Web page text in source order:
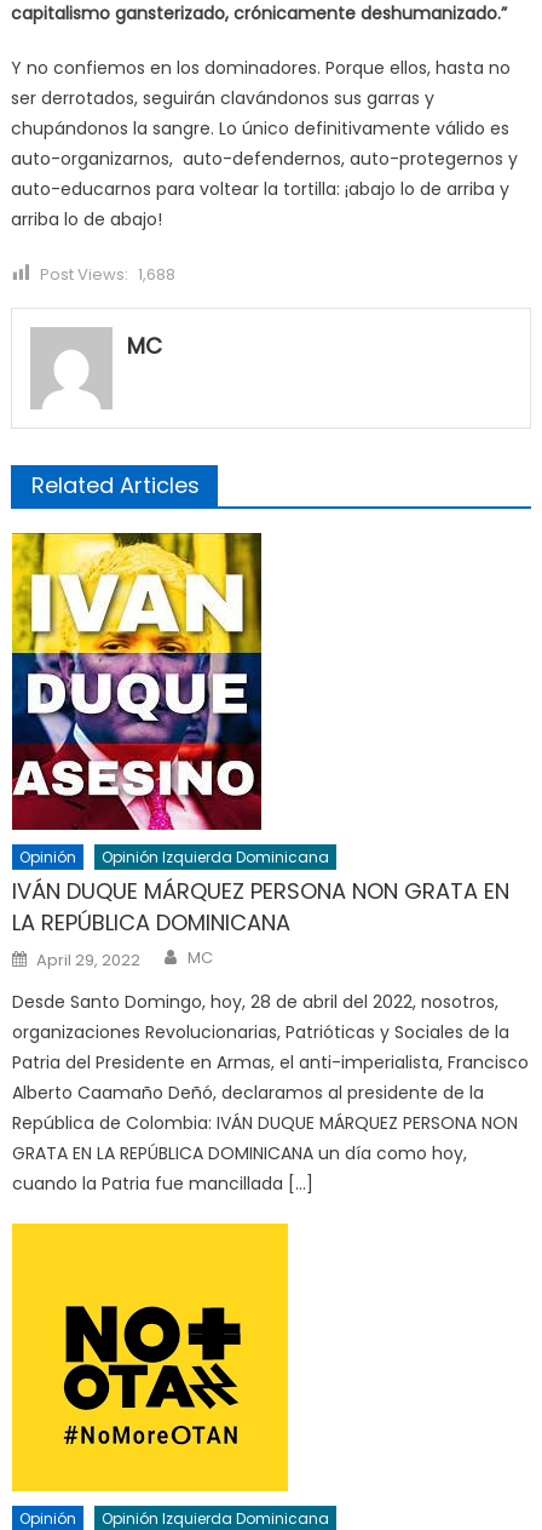
capitalismo gansterizado, crónicamente deshumanizado.”
Y no confiemos en los dominadores. Porque ellos, hasta no
ser derrotados, seguirán clavándonos sus garras y
chupándonos la sangre. Lo único definitivamente válido es
auto-organizarnos, auto-defendernos, auto-protegernos y
auto-educarnos para voltear la tortilla: ¡abajo lo de arriba y
arriba lo de abajo!
Post Views: 1,688
MC
Related Articles
Opinión Opinión Izquierda Dominicana
IVÁN DUQUE MÁRQUEZ PERSONA NON GRATA EN
LA REPÚBLICA DOMINICANA
Posted
on
April 29, 2022 Author
MC
Desde Santo Domingo, hoy, 28 de abril del 2022, nosotros,
organizaciones Revolucionarias, Patrióticas y Sociales de la
Patria del Presidente en Armas, el anti-imperialista, Francisco
Alberto Caamaño Deñó, declaramos al presidente de la
República de Colombia: IVÁN DUQUE MÁRQUEZ PERSONA NON
GRATA EN LA REPÚBLICA DOMINICANA un día como hoy,
cuando la Patria fue mancillada […]
Opinión Opinión Izquierda Dominicana